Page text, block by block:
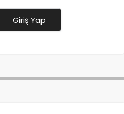
Giriş Yap